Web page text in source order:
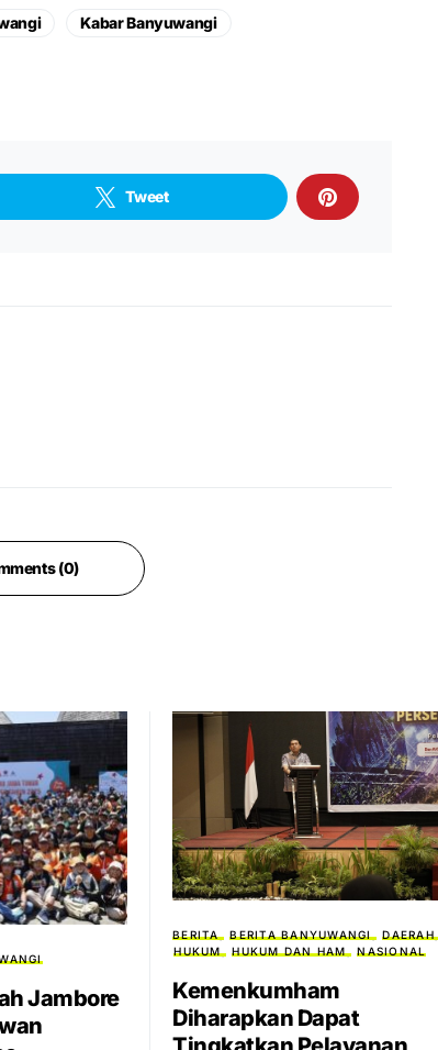
Kabar Banyuwangi
Tweet
(0)
Jambore
BERITA BERITA BANYUWANGI
DAERAH
HUKUM
HUKUM DAN HAM NASIONAL
Kemenkumham
Diharapkan Dapat